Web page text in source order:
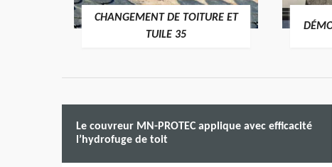
CHANGEMENT DE TOITURE ET
TUILE 35
Le couvreur MN-PROTEC applique avec efficacité
l’hydrofuge de toit